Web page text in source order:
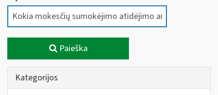
Paieška
Kategorijos